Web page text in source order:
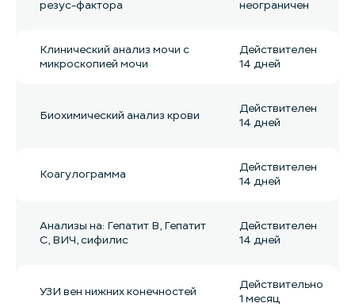
резус-фактора
неограничен
Клинический анализ мочи с
микроскопией мочи
Действителен
14 дней
Биохимический анализ крови
Действителен
14 дней
Коагулограмма
Действителен
14 дней
Анализы на: Гепатит B, Гепатит
С, ВИЧ, сифилис
Действителен
14 дней
УЗИ вен нижних конечностей
Действительно
1 месяц